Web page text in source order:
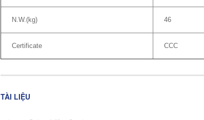
N.W.(kg) 46
Certificate CCC
TÀI LIỆU